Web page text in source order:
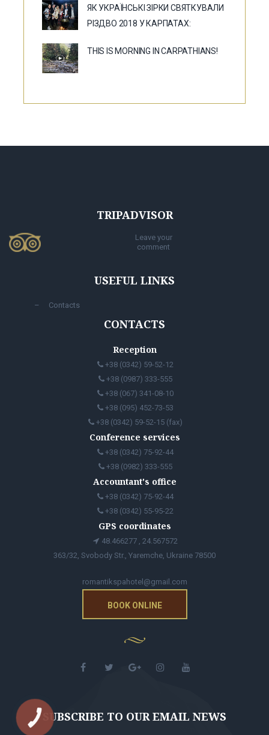
ЯК УКРАЇНСЬКІ ЗІРКИ СВЯТКУВАЛИ
РІЗДВО 2018 У КАРПАТАХ:
THIS IS MORNING IN CARPATHIANS!
TRIPADVISOR
Leave your
comment
USEFUL LINKS
Contacts
CONTACTS
Reception
+38 (0342) 59-52-12
+38 (0987) 333-555
+38 (067) 341-08-10
+38 (095) 452-73-53
+38 (0342) 59-52-15 (fax)
Conference services
+38 (0342) 75-92-44
+38 (0982) 333-555
Accountant's office
+38 (0342) 75-92-44
+38 (0342) 55-95-22
GPS coordinates
48.466277 , 24.567572
363/32, Svobody Str., Yaremche, Ukraine 78500
romantikspahotel@gmail.com
BOOK ONLINE
SUBSCRIBE TO OUR EMAIL NEWS
КНОПКА
ЗВ'ЯЗКУ